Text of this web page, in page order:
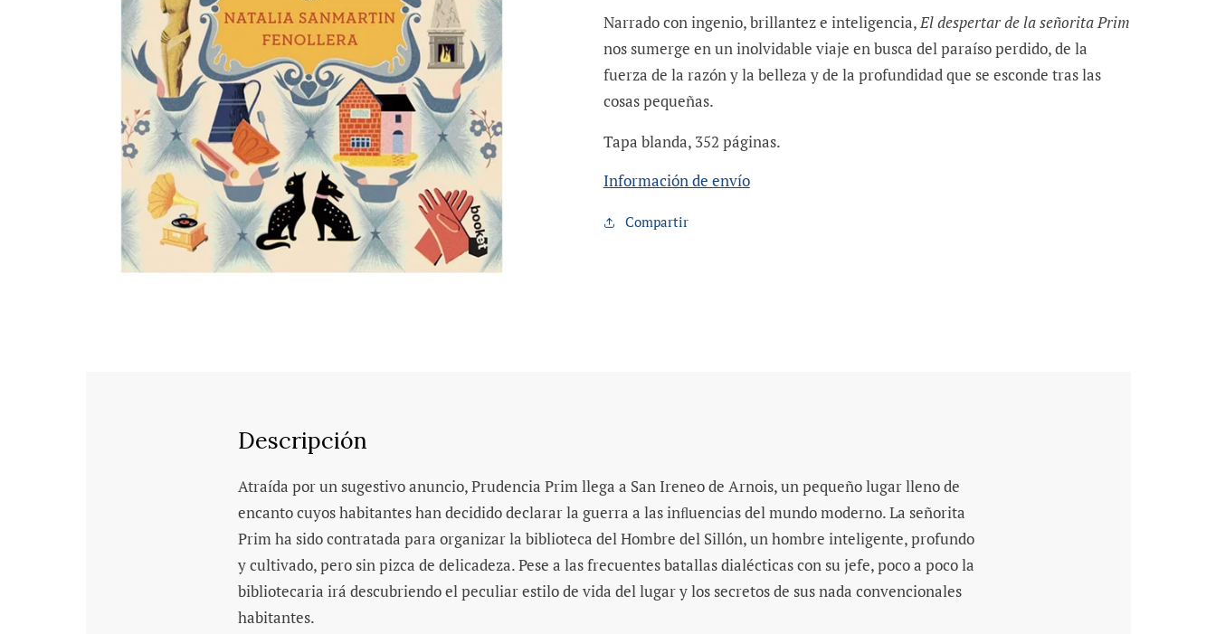
la
señorita
la
señorita
Narrado con ingenio, brillantez e inteligencia,El despertar de la señorita Prim
nos sumerge en un inolvidable viaje en busca del paraíso perdido, de la
fuerza de la razón y la belleza y de la profundidad que se esconde tras las
cosas pequeñas.
Tapa blanda, 352 páginas.
Información de envío
Compartir
Descripción
Atraída por un sugestivo anuncio, Prudencia Prim llega a San Ireneo de Arnois, un pequeño lugar lleno de
encanto cuyos habitantes han decidido declarar la guerra a las inﬂuencias del mundo moderno. La señorita
Prim ha sido contratada para organizar la biblioteca del Hombre del Sillón, un hombre inteligente, profundo
y cultivado, pero sin pizca de delicadeza. Pese a las frecuentes batallas dialécticas con su jefe, poco a poco la
bibliotecaria irá descubriendo el peculiar estilo de vida del lugar y los secretos de sus nada convencionales
habitantes.